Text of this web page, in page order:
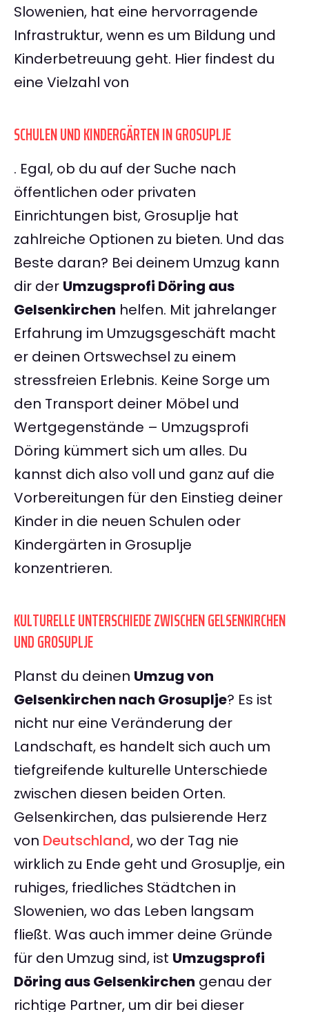
Slowenien, hat eine hervorragende
Infrastruktur, wenn es um Bildung und
Kinderbetreuung geht. Hier findest du
eine Vielzahl von
SCHULEN UND KINDERGÄRTEN IN GROSUPLJE
. Egal, ob du auf der Suche nach
öffentlichen oder privaten
Einrichtungen bist, Grosuplje hat
zahlreiche Optionen zu bieten. Und das
Beste daran? Bei deinem Umzug kann
dir der Umzugsprofi Döring aus
Gelsenkirchen helfen. Mit jahrelanger
Erfahrung im Umzugsgeschäft macht
er deinen Ortswechsel zu einem
stressfreien Erlebnis. Keine Sorge um
den Transport deiner Möbel und
Wertgegenstände – Umzugsprofi
Döring kümmert sich um alles. Du
kannst dich also voll und ganz auf die
Vorbereitungen für den Einstieg deiner
Kinder in die neuen Schulen oder
Kindergärten in Grosuplje
konzentrieren.
KULTURELLE UNTERSCHIEDE ZWISCHEN GELSENKIRCHEN
UND GROSUPLJE
Planst du deinen Umzug von
Gelsenkirchen nach Grosuplje? Es ist
nicht nur eine Veränderung der
Landschaft, es handelt sich auch um
tiefgreifende kulturelle Unterschiede
zwischen diesen beiden Orten.
Gelsenkirchen, das pulsierende Herz
von Deutschland, wo der Tag nie
wirklich zu Ende geht und Grosuplje, ein
ruhiges, friedliches Städtchen in
Slowenien, wo das Leben langsam
fließt. Was auch immer deine Gründe
für den Umzug sind, ist Umzugsprofi
Döring aus Gelsenkirchen genau der
richtige Partner, um dir bei dieser